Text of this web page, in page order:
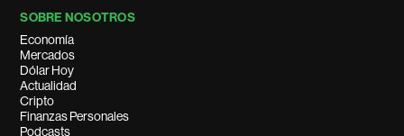
SOBRE NOSOTROS
Economía
Mercados
Dólar Hoy
Actualidad
Cripto
Finanzas Personales
Podcasts